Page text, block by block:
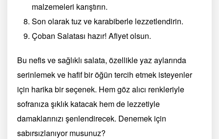
malzemeleri karıştırın.
Son olarak tuz ve karabiberle lezzetlendirin.
Çoban Salatası hazır! Afiyet olsun.
Bu nefis ve sağlıklı salata, özellikle yaz aylarında
serinlemek ve hafif bir öğün tercih etmek isteyenler
için harika bir seçenek. Hem göz alıcı renkleriyle
sofranıza şıklık katacak hem de lezzetiyle
damaklarınızı şenlendirecek. Denemek için
sabırsızlanıyor musunuz?